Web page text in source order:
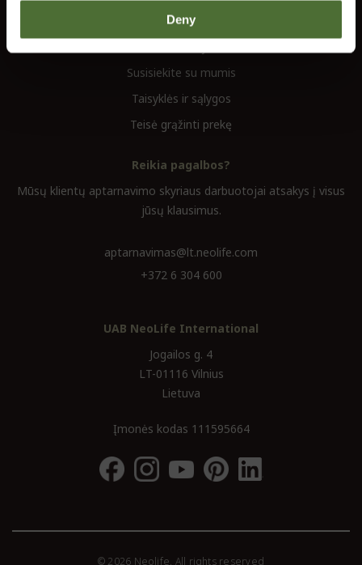
Deny
Klientų aptarnavimas
Susisiekite su mumis
Taisyklės ir sąlygos
Teisė grąžinti prekę
Reikia pagalbos?
Mūsų klientų aptarnavimo skyriaus darbuotojai atsakys į visus
jūsų klausimus.
aptarnavimas@lt.neolife.com
+372 6 304 600
UAB NeoLife International
Jogailos g. 4
LT-01116 Vilnius
Lietuva
Įmonės kodas 111595664
© 2026 Neolife. All rights reserved